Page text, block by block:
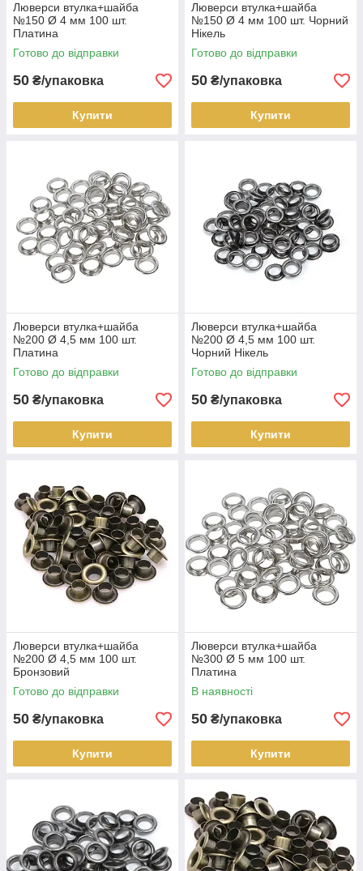
Люверси втулка+шайба
№150 Ø 4 мм 100 шт.
Платина
Готово до відправки
50 ₴/упаковка
Купити
Люверси втулка+шайба
№150 Ø 4 мм 100 шт. Чорний
Нікель
Готово до відправки
50 ₴/упаковка
Купити
Люверси втулка+шайба
№200 Ø 4,5 мм 100 шт.
Платина
Готово до відправки
50 ₴/упаковка
Купити
Люверси втулка+шайба
№200 Ø 4,5 мм 100 шт.
Чорний Нікель
Готово до відправки
50 ₴/упаковка
Купити
Люверси втулка+шайба
№200 Ø 4,5 мм 100 шт.
Бронзовий
Готово до відправки
50 ₴/упаковка
Купити
Люверси втулка+шайба
№300 Ø 5 мм 100 шт.
Платина
В наявності
50 ₴/упаковка
Купити